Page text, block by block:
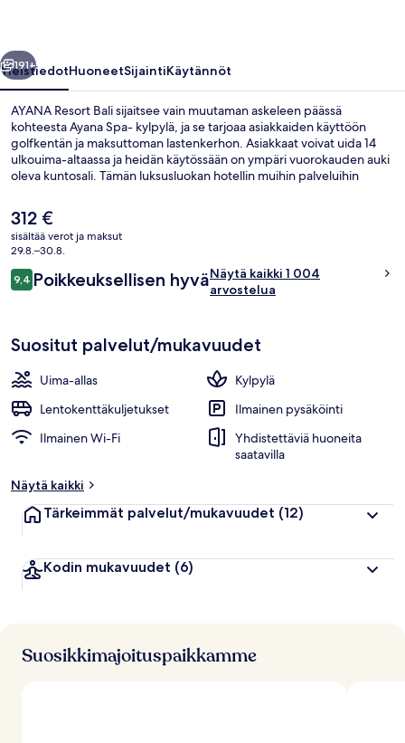
Seuraava
191+
YleistiedotHuoneetSijaintiKäytännöt
AYANA Resort Bali sijaitsee vain muutaman askeleen päässä
kohteesta Ayana Spa- kylpylä, ja se tarjoaa asiakkaiden käyttöön
golfkentän ja maksuttoman lastenkerhon. Asiakkaat voivat uida 14
ulkouima-altaassa ja heidän käytössään on ympäri vuorokauden auki
oleva kuntosali. Tämän luksusluokan hotellin muihin palveluihin
henkilökunta ja majoituspaikan yleiskunto ovat myös asioita, joista
matkailijat pitävät.
Nykyinen
hinta
on
312 €
sisältää verot ja maksut
29.8.–30.8.
Arvostelut
9,49,4 kautta 10.
Poikkeuksellisen hyväNäytä kaikki 1 004
arvostelua
Suositut palvelut/mukavuudet
Uima-allas
Kylpylä
Lentokenttäkuljetukset
Ilmainen pysäköinti
Ilmainen Wi-Fi
Yhdistettäviä huoneita
saatavilla
Näytä kaikki
Tärkeimmät palvelut/mukavuudet (12)
Kodin mukavuudet (6)
Suosikkimajoituspaikkamme